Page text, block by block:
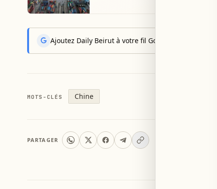
Ajoutez Daily Beirut à votre fil Google News pour
MOTS-CLÉS Chine
PARTAGER